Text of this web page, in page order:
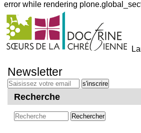
error while rendering
Outils
personnels
au
contenu.
Aller
navigation
Newsletter
Recherche